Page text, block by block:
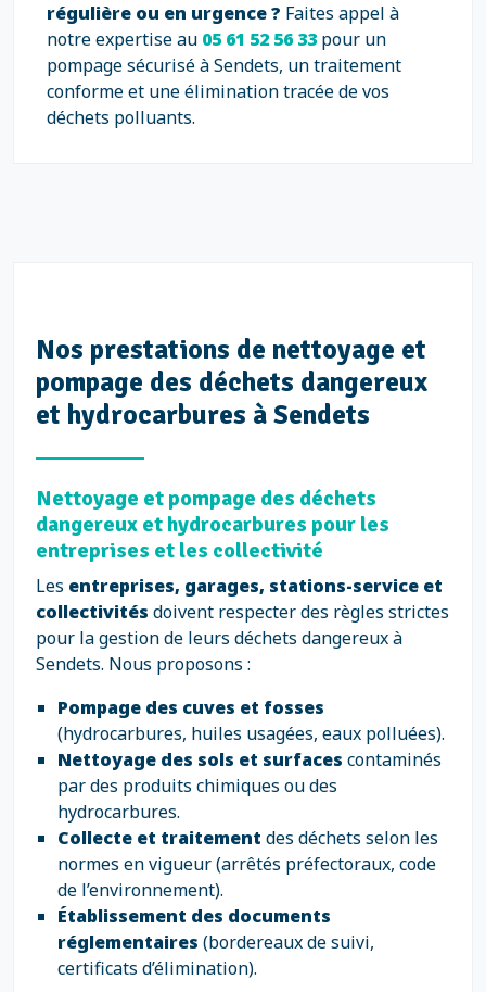
régulière ou en urgence ? Faites appel à
notre expertise au 05 61 52 56 33 pour un
pompage sécurisé à Sendets, un traitement
conforme et une élimination tracée de vos
déchets polluants.
Nos prestations de nettoyage et
pompage des déchets dangereux
et hydrocarbures à Sendets
Nettoyage et pompage des déchets
dangereux et hydrocarbures pour les
entreprises et les collectivité
Les entreprises, garages, stations-service et
collectivités doivent respecter des règles strictes
pour la gestion de leurs déchets dangereux à
Sendets. Nous proposons :
Pompage des cuves et fosses
(hydrocarbures, huiles usagées, eaux polluées).
Nettoyage des sols et surfaces contaminés
par des produits chimiques ou des
hydrocarbures.
Collecte et traitement des déchets selon les
normes en vigueur (arrêtés préfectoraux, code
de l’environnement).
Établissement des documents
réglementaires (bordereaux de suivi,
certificats d’élimination).